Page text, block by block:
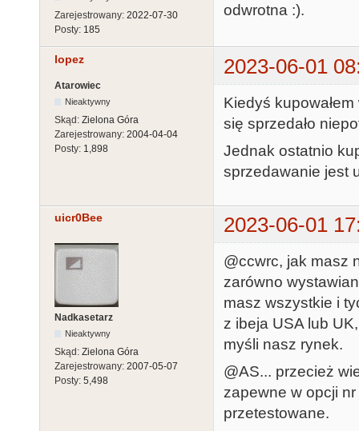
Zarejestrowany: 2022-07-30
Posty: 185
odwrotna :).
lopez 2023-06-01
Atarowiec
Nieaktywny
Skąd: Zielona Góra
Zarejestrowany: 2004-04-04
Posty: 1,898
Kiedyś
się sprzedało
Jednak ostatnio
sprzedawanie jest
uicr0Bee 2023-06-01
Nadkasetarz
Nieaktywny
Skąd: Zielona Góra
Zarejestrowany: 2007-05-07
Posty: 5,498
@ccwrc, jak masz
zarówno
masz wszystkie i
z ibeja USA lub
myśli nasz rynek.
@AS... przecież
zapewne w opcji
przetestowane.